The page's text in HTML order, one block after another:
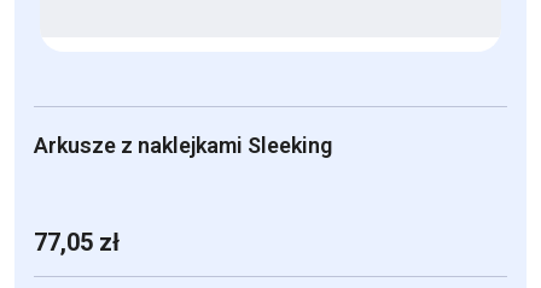
Arkusze z naklejkami Sleeking
77,05 zł